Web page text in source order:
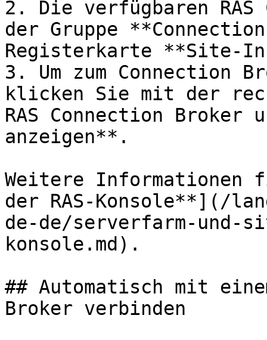
2. Die verfügbaren
der Gruppe
Registerkarte **Site-
3. Um zum Connection
klicken Sie mit der
RAS Connection
anzeigen**.
Weitere
der RAS-Konsole**](/
de-de/serverfarm-
konsole.md).
## Automatisch mit
Broker verbinden